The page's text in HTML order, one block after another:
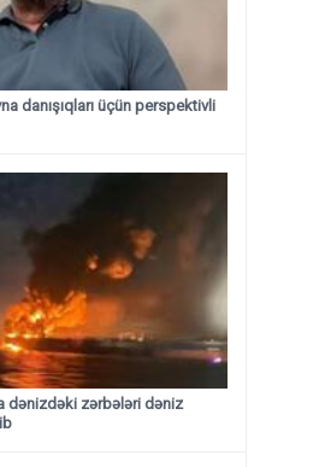
danışıqları üçün perspektivli
dənizdəki zərbələri dəniz